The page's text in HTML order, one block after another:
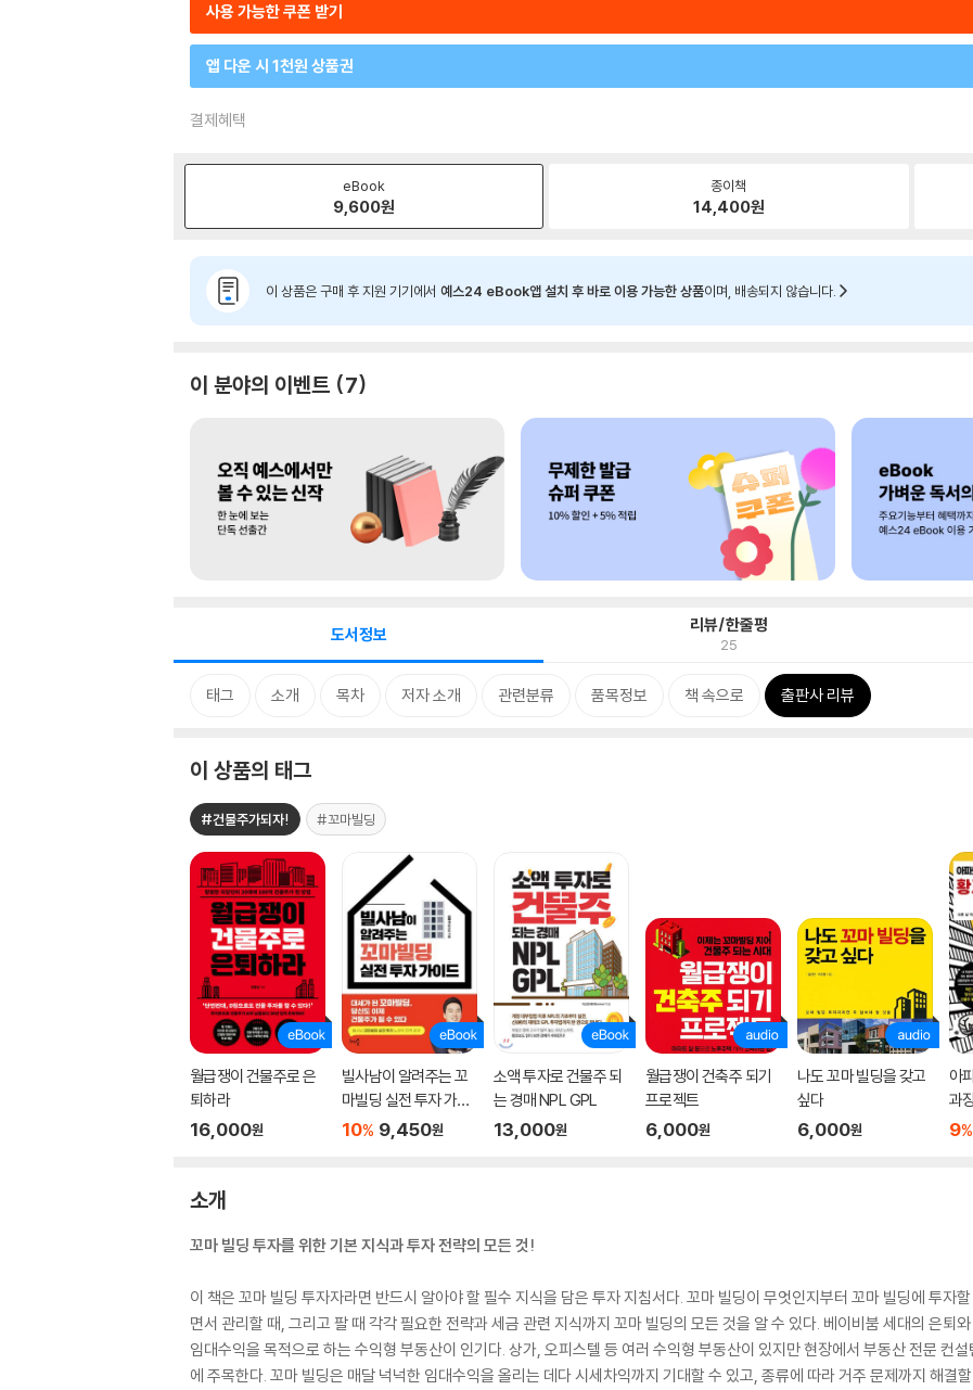
사용 가능한 쿠폰 받기
앱 다운 시 1천원 상품권
결제혜택
eBook
9,600원
종이책
14,400원
이 상품은 구매 후 지원 기기에서 예스24 eBook앱 설치 후 바로 이용 가능한 상품이며, 배송되지 않습니다.
이 분야의 이벤트 7
도서정보 리뷰/한줄평
25
태그 소개 목차 저자 소개 관련분류 품목정보 책 속으로 출판사 리뷰
이 상품의 태그
#건물주가되자! #꼬마빌딩
월급쟁이 건물주로 은
퇴하라
16,000원
빌사남이 알려주는 꼬
마빌딩 실전 투자 가이
드
10% 9,450원
소액 투자로 건물주 되
는 경매 NPL GPL
13,000원
월급쟁이 건축주 되기
프로젝트
6,000원
나도 꼬마 빌딩을 갖고
싶다
6,000원
아
과
건
9%
소개
꼬마 빌딩 투자를 위한 기본 지식과 투자 전략의 모든 것!
이 책은 꼬마 빌딩 투자자라면 반드시 알아야 할 필수 지식을 담은 투자 지침서다. 꼬마 빌딩이 무엇인지부터 꼬마 빌딩에 투자
면서 관리할 때, 그리고 팔 때 각각 필요한 전략과 세금 관련 지식까지 꼬마 빌딩의 모든 것을 알 수 있다. 베이비붐 세대의 은퇴
임대수익을 목적으로 하는 수익형 부동산이 인기다. 상가, 오피스텔 등 여러 수익형 부동산이 있지만 현장에서 부동산 전문 컨
에 주목한다. 꼬마 빌딩은 매달 넉넉한 임대수익을 올리는 데다 시세차익까지 기대할 수 있고, 종류에 따라 거주 문제까지 해결